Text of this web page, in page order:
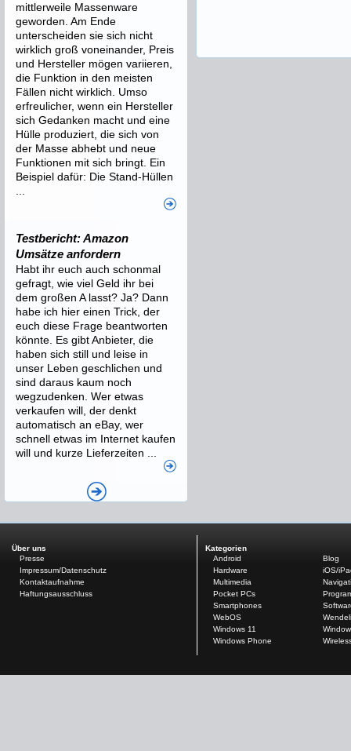
mittlerweile Massenware
geworden. Am Ende
unterscheiden sie sich nicht
wirklich groß voneinander, Preis
und Hersteller mögen variieren,
die Funktion in den meisten
Fällen nicht wirklich. Umso
erfreulicher, wenn ein Hersteller
sich Gedanken macht und eine
Hülle produziert, die sich von
der Masse abhebt und neue
Funktionen mit sich bringt. Ein
Beispiel dafür: Die Stand-Hüllen
Testbericht: Amazon
Umsätze anfordern
Habt ihr euch auch schonmal
gefragt, wie viel Geld ihr bei
dem großen A lasst? Ja? Dann
habe ich hier einen Trick, der
euch diese Frage beantworten
könnte. Es gibt Anbieter, die
haben sich still und leise in
unser Leben geschlichen und
sind daraus kaum noch
wegzudenken. Wer etwas
verkaufen will, der denkt
automatisch an eBay, wer
schnell etwas im Internet kaufen
will und kurze Lieferzeiten ...
Über uns
Presse
Impressum/Datenschutz
Kontaktaufnahme
Haftungsausschluss
Kategorien
Android
Blog
Hardware
iOS/
Multimedia
Pocket PCs
Smartphones
WebOS
Windows 11
Windows Phone